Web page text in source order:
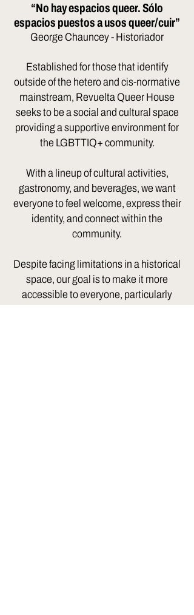
“No hay espacios queer. Sólo
espacios puestos a usos queer/cuir”
George Chauncey - Historiador
Established for those that identify
outside of the hetero and cis-normative
mainstream, Revuelta Queer House
seeks to be a social and cultural space
providing a supportive environment for
the LGBTTIQ+ community.
With a lineup of cultural activities,
gastronomy, and beverages, we want
everyone to feel welcome, express their
identity, and connect within the
community.
Despite facing limitations in a historical
space, our goal is to make it more
accessible to everyone, particularly